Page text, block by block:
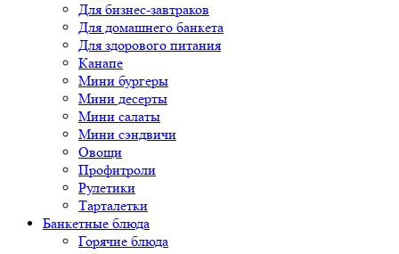
Для бизнес-завтраков
Для домашнего банкета
Для здорового питания
Канапе
Мини бургеры
Мини десерты
Мини салаты
Мини сэндвичи
Овощи
Профитроли
Рулетики
Тарталетки
Банкетные блюда
Горячие блюда